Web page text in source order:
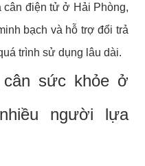
cân điện tử ở Hải Phòng,
bạch và hỗ trợ đổi trả
trình sử dụng lâu dài.
sức khỏe ở
người lựa